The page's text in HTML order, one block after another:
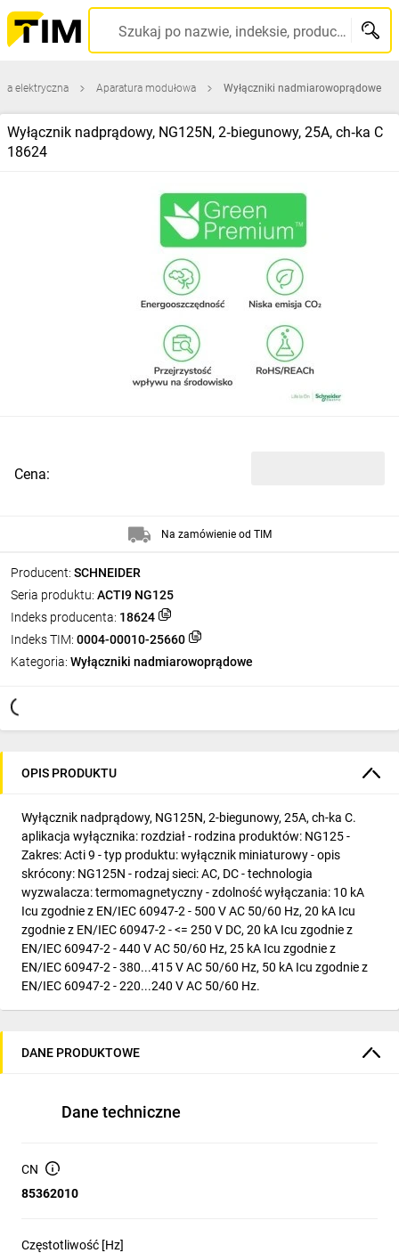
Szukaj po nazwie, indeksie, producencie, kodzie kreskowym...
elektryczna Aparatura modułowa Wyłączniki nadmiarowoprądowe
Wyłącznik nadprądowy, NG125N, 2‑biegunowy, 25A, ch‑ka C
18624
Producent: SCHNEIDER
Seria produktu: ACTI9 NG125
Indeks producenta: 18624
Indeks TIM: 0004-00010-25660
Kategoria: Wyłączniki nadmiarowoprądowe
Cena:
Na zamówienie od TIM
OPIS PRODUKTU
Wyłącznik nadprądowy, NG125N, 2-biegunowy, 25A, ch-ka C.
aplikacja wyłącznika: rozdział - rodzina produktów: NG125 -
Zakres: Acti 9 - typ produktu: wyłącznik miniaturowy - opis
skrócony: NG125N - rodzaj sieci: AC, DC - technologia
wyzwalacza: termomagnetyczny - zdolność wyłączania: 10 kA
Icu zgodnie z EN/IEC 60947-2 - 500 V AC 50/60 Hz, 20 kA Icu
zgodnie z EN/IEC 60947-2 - <= 250 V DC, 20 kA Icu zgodnie z
EN/IEC 60947-2 - 440 V AC 50/60 Hz, 25 kA Icu zgodnie z
EN/IEC 60947-2 - 380...415 V AC 50/60 Hz, 50 kA Icu zgodnie z
EN/IEC 60947-2 - 220...240 V AC 50/60 Hz.
DANE PRODUKTOWE
Dane techniczne
CN
85362010
Częstotliwość [Hz]